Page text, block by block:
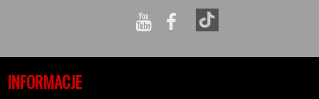
INFORMACJE